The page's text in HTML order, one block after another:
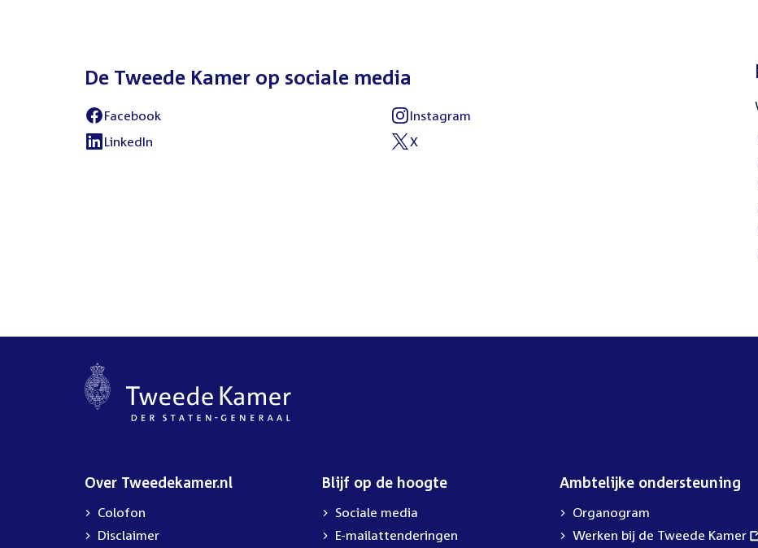
De Tweede Kamer op sociale media
External
link:
Facebook
External
link:
Instagram
External
LinkedIn
External
X
Over Tweedekamer.nl
Colofon
Disclaimer
Blijf op de hoogte
Sociale media
E-mailattenderingen
Ambtelijke ondersteuning
Organogram
External
Werken bij de Tweede Kamer